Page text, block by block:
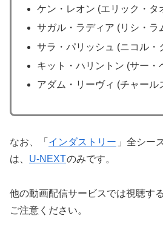
ケン・レオン (エリック・タ
サガル・ラディア (リシ・ラ
サラ・パリッシュ (ニコル・
キット・ハリントン (サー・
アダム・リーヴィ (チャール
なお、「 インダストリー 」全シー
は、 U-NEXTのみです。
他の動画配信サービスでは視聴す
ご注意ください。